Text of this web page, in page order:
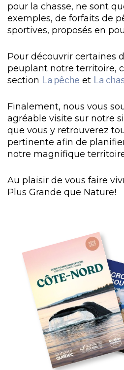
pour la chasse, ne sont
exemples, de forfaits de
sportives, proposés en
Pour découvrir certaines
peuplant notre territoire,
section
La pêche et La
Finalement, nous vous
agréable visite sur notre
que vous y retrouverez
pertinente afin de
notre magnifique
Au plaisir de vous faire
Plus Grande que Nature!